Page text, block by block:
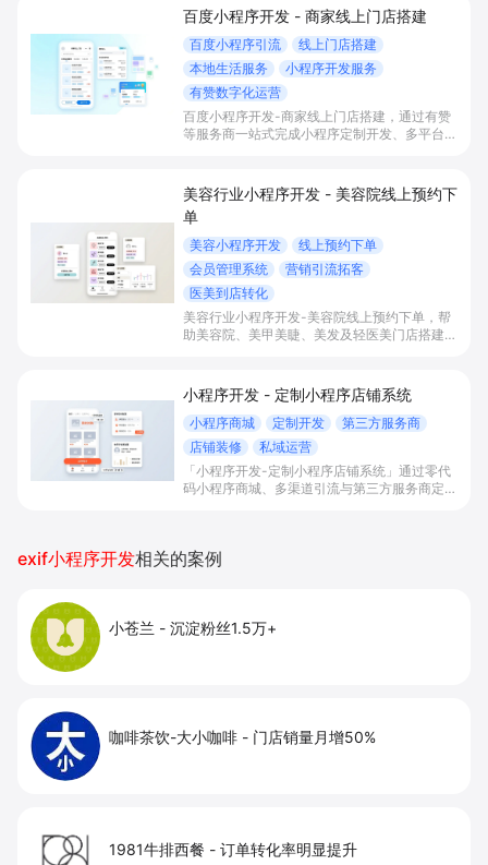
百度小程序开发 - 商家线上门店搭建
百度小程序引流
线上门店搭建
本地生活服务
小程序开发服务
有赞数字化运营
百度小程序开发-商家线上门店搭建，通过有赞
等服务商一站式完成小程序定制开发、多平台联
提升到店与下单转化。
美容行业小程序开发 - 美容院线上预约下
单
美容小程序开发
线上预约下单
会员管理系统
营销引流拓客
医美到店转化
美容行业小程序开发-美容院线上预约下单，帮
助美容院、美甲美睫、美发及轻医美门店搭建线
引流拓客、提升到店转化和复购。
小程序开发 - 定制小程序店铺系统
小程序商城 定制开发
第三方服务商
店铺装修
私域运营
「小程序开发-定制小程序店铺系统」通过零代
码小程序商城、多渠道引流与第三方服务商定制
增长。
exif小程序开发相关的案例
小苍兰 - 沉淀粉丝1.5万+
咖啡茶饮-大小咖啡 - 门店销量月增50%
1981牛排西餐 - 订单转化率明显提升